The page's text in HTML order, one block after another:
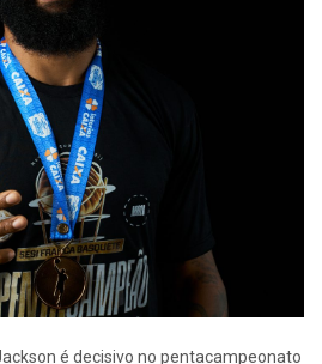
é decisivo no pentacampeonato